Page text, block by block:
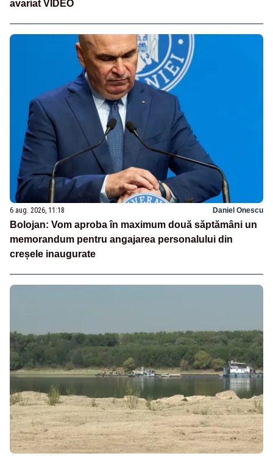
avariat VIDEO
6 aug. 2026, 11:18 Daniel Onescu
Bolojan: Vom aproba în maximum două săptămâni un
memorandum pentru angajarea personalului din
creșele inaugurate